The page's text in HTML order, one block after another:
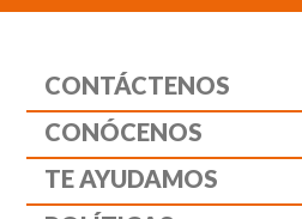
CONTÁCTENOS
CONÓCENOS
TE AYUDAMOS